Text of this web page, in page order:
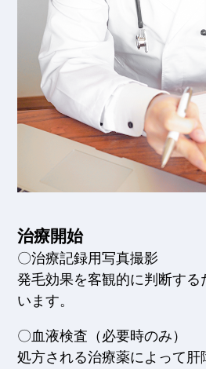
治療開始
〇治療記録用写真撮影
発毛効果を客観的に判断す
います。
〇血液検査（必要時のみ）
処方される治療薬によって肝